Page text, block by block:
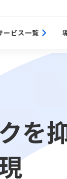
ービス一覧
を